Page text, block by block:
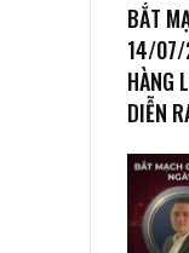
BẮT
14/07/
HÀNG
DIỄN